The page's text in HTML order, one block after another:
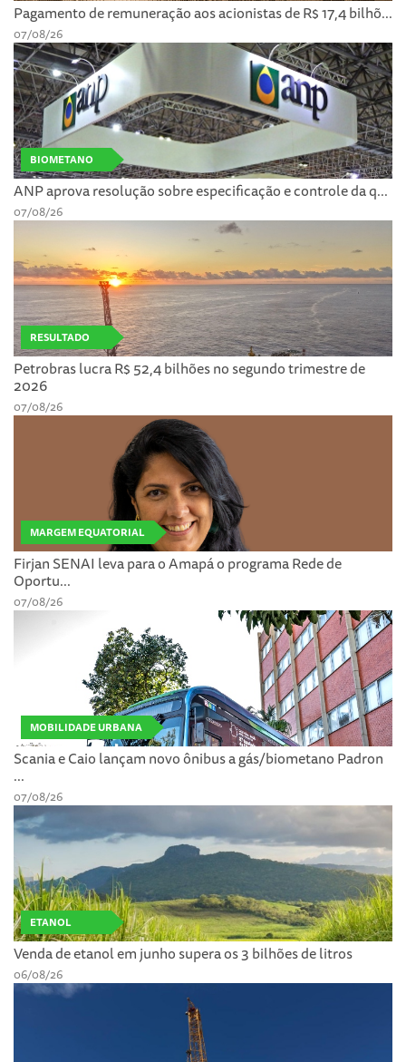
Pagamento de remuneração aos acionistas de R$ 17,4 bilhõ...
07/08/26
BIOMETANO
ANP aprova resolução sobre especificação e controle da q...
07/08/26
RESULTADO
Petrobras lucra R$ 52,4 bilhões no segundo trimestre de
2026
07/08/26
MARGEM EQUATORIAL
Firjan SENAI leva para o Amapá o programa Rede de
Oportu...
07/08/26
MOBILIDADE URBANA
Scania e Caio lançam novo ônibus a gás/biometano Padron
...
07/08/26
ETANOL
Venda de etanol em junho supera os 3 bilhões de litros
06/08/26